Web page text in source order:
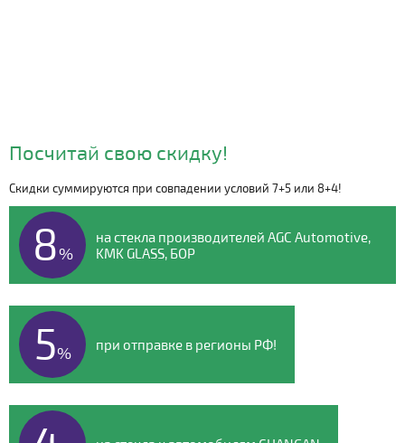
Видео о компании
Посчитай свою скидку!
Скидки суммируются при совпадении условий 7+5 или 8+4!
8%
на стекла производителей AGC Automotive,
KMK GLASS, БОР
5% при отправке в регионы РФ!